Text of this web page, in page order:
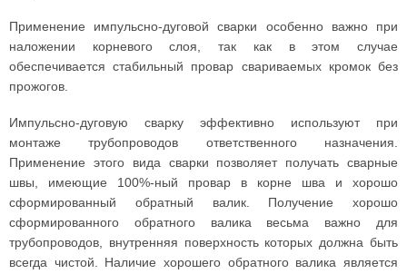
Применение импульсно-дуговой сварки особенно важно при
наложении корневого слоя, так как в этом случае
обеспечивается стабильный провар свариваемых кромок без
прожогов.
Импульсно-дуговую сварку эффективно используют при
монтаже трубопроводов ответственного назначения.
Применение этого вида сварки позволяет получать сварные
швы, имеющие 100%-ный провар в корне шва и хорошо
сформированный обратный валик. Получение хорошо
сформированного обратного валика весьма важно для
трубопроводов, внутренняя поверхность которых должна быть
всегда чистой. Наличие хорошего обратного валика является